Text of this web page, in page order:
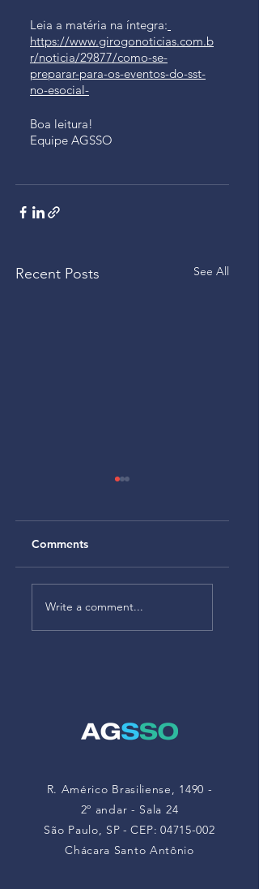
Leia a matéria na íntegra:
https://www.girogonoticias.com.b
r/noticia/29877/como-se-
preparar-para-os-eventos-do-sst-
no-esocial-
Boa leitura!
Equipe AGSSO
Recent Posts See All
Alteração no
Anexo V da NR-22
Comments
Write a comment...
R. Américo Brasiliense, 1490 -
2º andar - Sala 24
São Paulo, SP -CEP: 04715-002
Chácara Santo Antônio